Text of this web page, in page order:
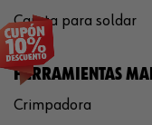
Careta para soldar
HERRAMIENTAS
Crimpadora